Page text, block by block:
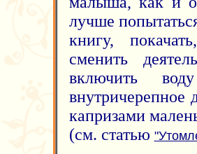
лучше
книгу,
сменить
включить
внутричерепное
капризами
(см. статью